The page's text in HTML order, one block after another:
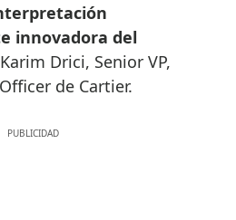
innovadora del
Drici, Senior VP,
de Cartier.